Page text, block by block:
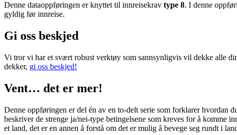
Denne dataoppføringen er knyttet til innreisekrav type 8. I denne
gyldig før innreise.
Gi oss beskjed
Vi tror vi har et svært robust verktøy som sannsynligvis vil dekke alle
dekker, gi oss beskjed!
Vent… det er mer!
Denne oppføringen er del én av en to-delt serie som forklarer hvordan
beskriver de strenge ja/nei-type betingelsene som kreves for å komme
et land, det er en annen å forstå om det er mulig å bevege seg rundt i